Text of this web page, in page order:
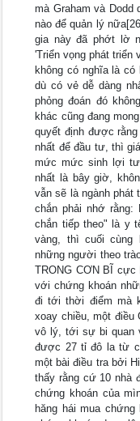
mà Graham và Dodd
nào để quản lý
gia này đã phớt lờ
'Triển vọng phát triển
không có nghĩa là
dù có vẻ dễ dàng
phỏng đoán đó
khác cũng đang
quyết định được
nhất để đầu tư, thì
mức mức sinh lợi
nhất là bây giờ,
vẫn sẽ là ngành phát
chắn phải nhớ
chắn tiếp theo" là y
vàng, thì cuối cùng
những người theo
TRONG CƠN BĨ cực
với chứng khoán
đi tới thời điểm mà
xoay chiều, một điều
vô lý, tới sự bi quan
được 27 tỉ đô la từ
một bài điều tra bởi
thấy rằng cứ 10 nhà
chứng khoán của
hăng hái mua